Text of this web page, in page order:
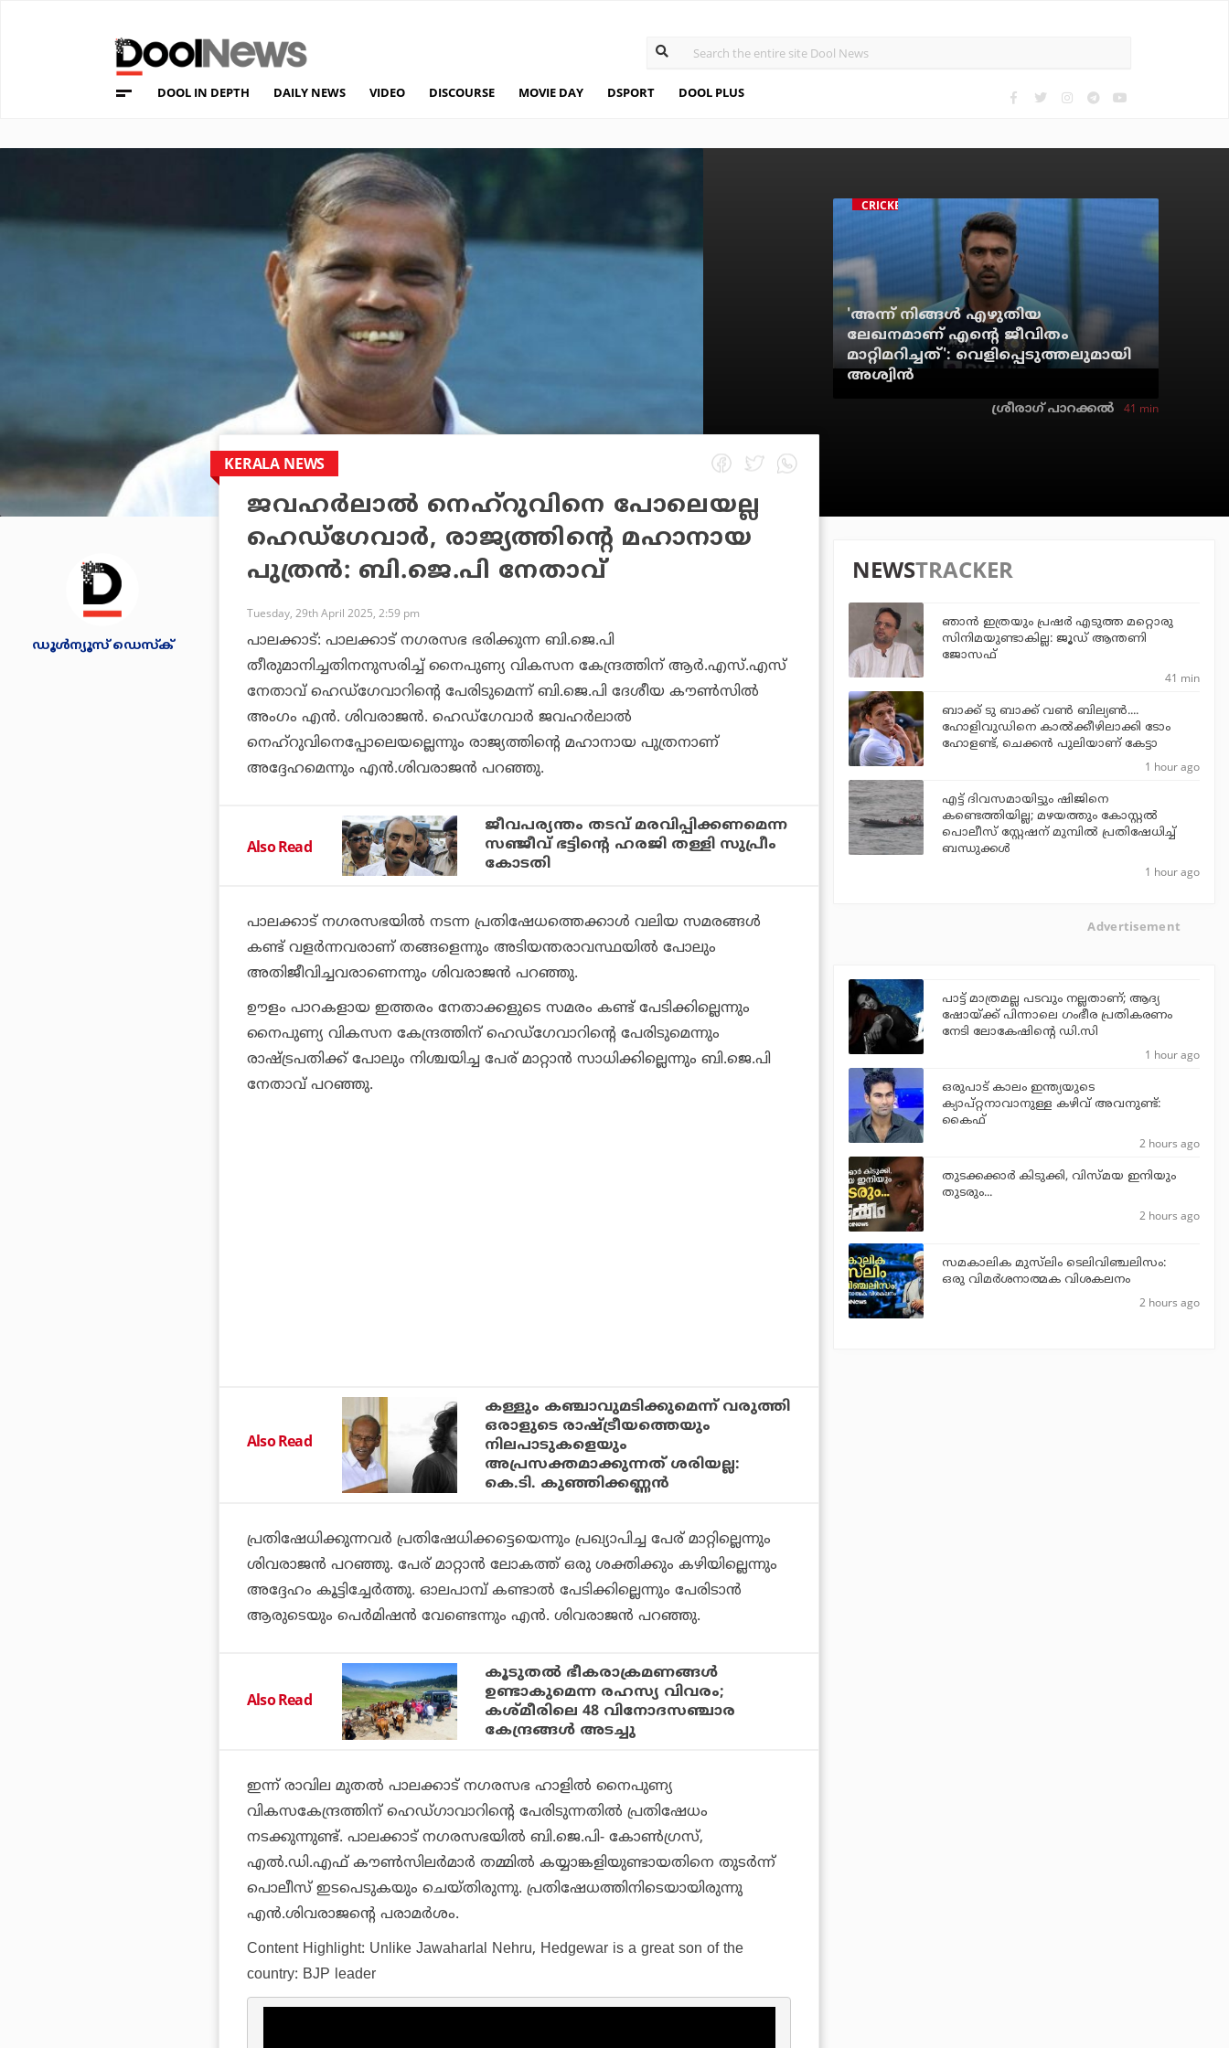
DOOL IN DEPTH DAILY NEWS VIDEO DISCOURSE MOVIE DAY DSPORT DOOL PLUS
CRICKET
'അന്ന് നിങ്ങള്‍ എഴുതിയ
ലേഖനമാണ് എന്റെ ജീവിതം
മാറ്റിമറിച്ചത്': വെളിപ്പെടുത്തലുമായി
അശ്വിന്‍
ശ്രീരാഗ് പാറക്കല്‍ 41 min
ഡൂള്‍ന്യൂസ് ഡെസ്‌ക്
KERALA NEWS
ജവഹര്‍ലാല്‍ നെഹ്‌റുവിനെ പോലെയല്ല
ഹെഡ്‌ഗേവാര്‍, രാജ്യത്തിന്റെ മഹാനായ
പുത്രന്‍: ബി.ജെ.പി നേതാവ്
Tuesday, 29th April 2025, 2:59 pm
പാലക്കാട്: പാലക്കാട് നഗരസഭ ഭരിക്കുന്ന ബി.ജെ.പി
തീരുമാനിച്ചതിനനുസരിച്ച് നൈപുണ്യ വികസന കേന്ദ്രത്തിന് ആര്‍.എസ്.എസ്
നേതാവ് ഹെഡ്‌ഗേവാറിന്റെ പേരിടുമെന്ന് ബി.ജെ.പി ദേശീയ കൗണ്‍സില്‍
അംഗം എന്‍. ശിവരാജന്‍. ഹെഡ്‌ഗേവാര്‍ ജവഹര്‍ലാല്‍
നെഹ്‌റുവിനെപ്പോലെയല്ലെന്നും രാജ്യത്തിന്റെ മഹാനായ പുത്രനാണ്
അദ്ദേഹമെന്നും എന്‍.ശിവരാജന്‍ പറഞ്ഞു.
Also Read
ജീവപര്യന്തം തടവ് മരവിപ്പിക്കണമെന്ന
സഞ്ജീവ് ഭട്ടിന്റെ ഹരജി തള്ളി സുപ്രീം
കോടതി
പാലക്കാട് നഗരസഭയില്‍ നടന്ന പ്രതിഷേധത്തെക്കാള്‍ വലിയ സമരങ്ങള്‍
കണ്ട് വളര്‍ന്നവരാണ് തങ്ങളെന്നും അടിയന്തരാവസ്ഥയില്‍ പോലും
അതിജീവിച്ചവരാണെന്നും ശിവരാജന്‍ പറഞ്ഞു.
ഊളം പാറകളായ ഇത്തരം നേതാക്കളുടെ സമരം കണ്ട് പേടിക്കില്ലെന്നും
നൈപുണ്യ വികസന കേന്ദ്രത്തിന് ഹെഡ്‌ഗേവാറിന്റെ പേരിടുമെന്നും
രാഷ്ട്രപതിക്ക് പോലും നിശ്ചയിച്ച പേര് മാറ്റാന്‍ സാധിക്കില്ലെന്നും ബി.ജെ.പി
നേതാവ് പറഞ്ഞു.
Also Read
കള്ളും കഞ്ചാവുമടിക്കുമെന്ന് വരുത്തി
ഒരാളുടെ രാഷ്ട്രീയത്തെയും
നിലപാടുകളെയും
അപ്രസക്തമാക്കുന്നത് ശരിയല്ല:
കെ.ടി. കുഞ്ഞിക്കണ്ണന്‍
പ്രതിഷേധിക്കുന്നവര്‍ പ്രതിഷേധിക്കട്ടെയെന്നും പ്രഖ്യാപിച്ച പേര് മാറ്റില്ലെന്നും
ശിവരാജന്‍ പറഞ്ഞു. പേര് മാറ്റാന്‍ ലോകത്ത് ഒരു ശക്തിക്കും കഴിയില്ലെന്നും
അദ്ദേഹം കൂട്ടിച്ചേര്‍ത്തു. ഓലപാമ്പ് കണ്ടാല്‍ പേടിക്കില്ലെന്നും പേരിടാന്‍
ആരുടെയും പെര്‍മിഷന്‍ വേണ്ടെന്നും എന്‍. ശിവരാജന്‍ പറഞ്ഞു.
Also Read
കൂടുതൽ ഭീകരാക്രമണങ്ങൾ
ഉണ്ടാകുമെന്ന രഹസ്യ വിവരം;
കശ്മീരിലെ 48 വിനോദസഞ്ചാര
കേന്ദ്രങ്ങൾ അടച്ചു
ഇന്ന് രാവില മുതല്‍ പാലക്കാട് നഗരസഭ ഹാളില്‍ നൈപുണ്യ
വികസകേന്ദ്രത്തിന് ഹെഡ്ഗാവാറിന്റെ പേരിടുന്നതില്‍ പ്രതിഷേധം
നടക്കുന്നുണ്ട്. പാലക്കാട് നഗരസഭയില്‍ ബി.ജെ.പി- കോണ്‍ഗ്രസ്,
എല്‍.ഡി.എഫ് കൗണ്‍സിലര്‍മാര്‍ തമ്മില്‍ കയ്യാങ്കളിയുണ്ടായതിനെ തുടര്‍ന്ന്
പൊലീസ് ഇടപെടുകയും ചെയ്തിരുന്നു. പ്രതിഷേധത്തിനിടെയായിരുന്നു
എന്‍.ശിവരാജന്റെ പരാമര്‍ശം.
Content Highlight: Unlike Jawaharlal Nehru, Hedgewar is a great son of the
country: BJP leader
NEWSTRACKER
ഞാന്‍ ഇത്രയും പ്രഷര്‍ എടുത്ത മറ്റൊരു
സിനിമയുണ്ടാകില്ല: ജൂഡ് ആന്തണി
ജോസഫ്
41 min
ബാക്ക് ടു ബാക്ക് വണ്‍ ബില്യണ്‍....
ഹോളിവുഡിനെ കാല്‍ക്കീഴിലാക്കി ടോം
ഹോളണ്ട്, ചെക്കന്‍ പുലിയാണ് കേട്ടാ
1 hour ago
എട്ട് ദിവസമായിട്ടും ഷിജിനെ
കണ്ടെത്തിയില്ല; മഴയത്തും കോസ്റ്റല്‍
പൊലീസ് സ്റ്റേഷന് മുമ്പില്‍ പ്രതിഷേധിച്ച്
ബന്ധുക്കള്‍
1 hour ago
Advertisement
പാട്ട് മാത്രമല്ല പടവും നല്ലതാണ്; ആദ്യ
ഷോയ്ക്ക് പിന്നാലെ ഗംഭീര പ്രതികരണം
നേടി ലോകേഷിന്റെ ഡി.സി
1 hour ago
ഒരുപാട് കാലം ഇന്ത്യയുടെ
ക്യാപ്റ്റനാവാനുള്ള കഴിവ് അവനുണ്ട്:
കൈഫ്
2 hours ago
തുടക്കക്കാര്‍ കിടുക്കി, വിസ്മയ ഇനിയും
തുടരും...
2 hours ago
സമകാലിക മുസ്‌ലിം ടെലിവിഞ്ചലിസം:
ഒരു വിമര്‍ശനാത്മക വിശകലനം
2 hours ago